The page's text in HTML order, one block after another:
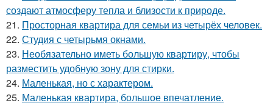
создают атмосферу тепла и близости к природе.
21. Просторная квартира для семьи из четырёх человек.
22. Студия с четырьмя окнами.
23. Необязательно иметь большую квартиру, чтобы
разместить удобную зону для стирки.
24. Маленькая, но с характером.
25. Маленькая квартира, большое впечатление.